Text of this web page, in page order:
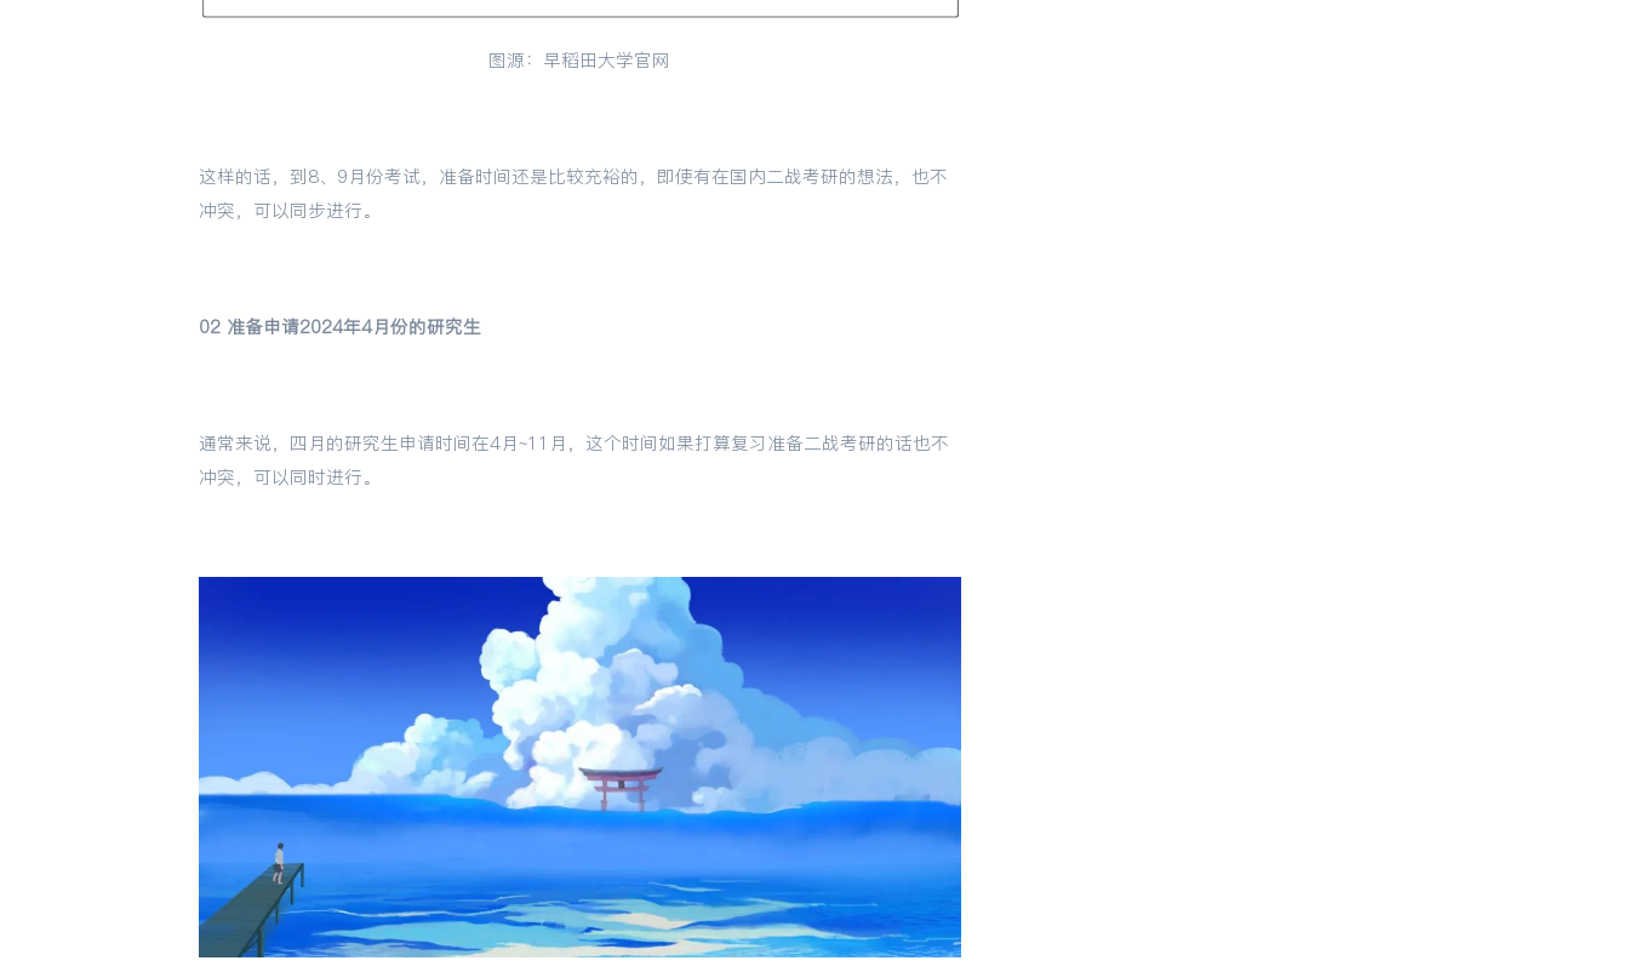
图源：早稻田大学官网
这样的话，到8、9月份考试，准备时间还是比较充裕的，即使有在国内二战考研的想法，也不
冲突，可以同步进行。
02 准备申请2024年4月份的研究生
通常来说，四月的研究生申请时间在4月~11月，这个时间如果打算复习准备二战考研的话也不
冲突，可以同时进行。